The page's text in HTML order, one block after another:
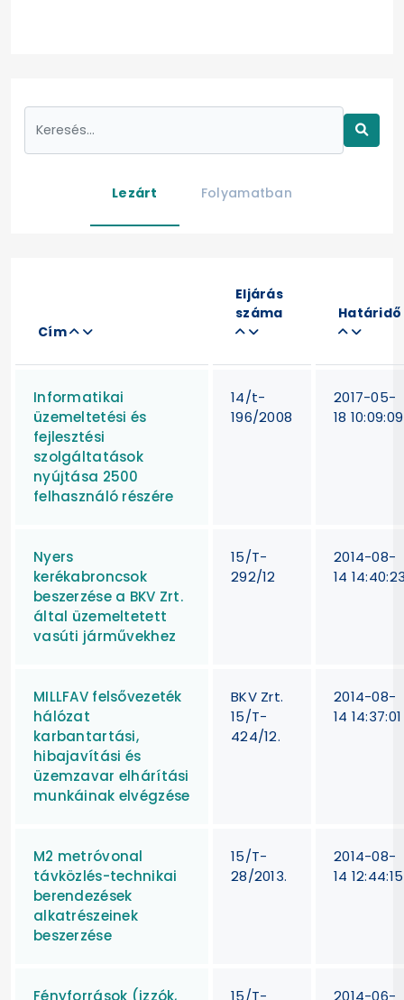
Lezárt Folyamatban
Cím
Eljárás
száma
Határidő
Informatikai
üzemeltetési és
fejlesztési
szolgáltatások
nyújtása 2500
felhasználó részére
14/t-
196/2008
2017-05-
18 10:09:09
Nyers
kerékabroncsok
beszerzése a BKV Zrt.
által üzemeltetett
vasúti járművekhez
15/T-
292/12
2014-08-
14
MILLFAV felsővezeték
hálózat
karbantartási,
hibajavítási és
üzemzavar elhárítási
munkáinak elvégzése
BKV Zrt.
15/T-
424/12.
2014-08-
14 14:37:01
M2 metróvonal
távközlés-technikai
berendezések
alkatrészeinek
beszerzése
15/T-
28/2013.
2014-08-
14 12:44:15
Fényforrások (izzók, 15/T- 2014-06-